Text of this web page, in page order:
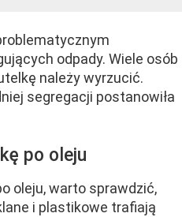
odpady. Wiele osób
należy wyrzucić.
segregacji postanowiła
po oleju
oleju, warto sprawdzić,
i plastikowe trafiają